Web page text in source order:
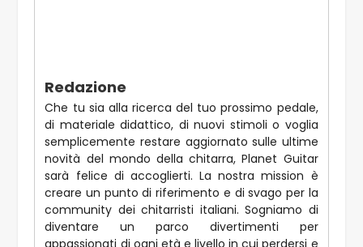
Redazione
Che tu sia alla ricerca del tuo prossimo pedale,
di materiale didattico, di nuovi stimoli o voglia
semplicemente restare aggiornato sulle ultime
novità del mondo della chitarra, Planet Guitar
sarà felice di accoglierti. La nostra mission è
creare un punto di riferimento e di svago per la
community dei chitarristi italiani. Sogniamo di
diventare un parco divertimenti per